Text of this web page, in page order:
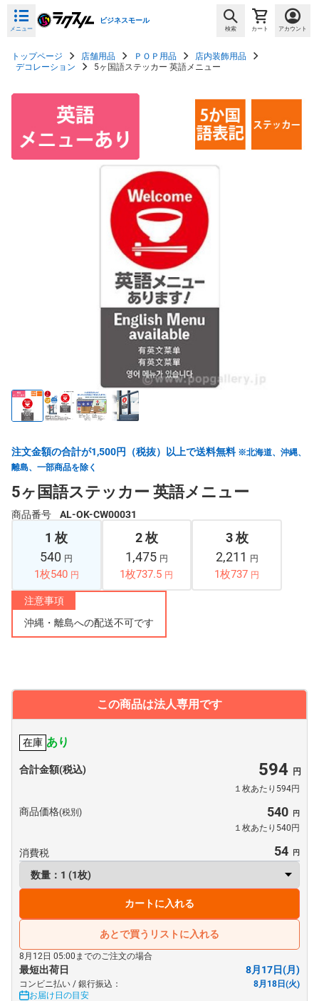
メニュー
ビジネスモール
検索 カート アカウント
トップページ 店舗用品 ＰＯＰ用品
店内装飾用品
デコレーション
5ヶ国語ステッカー 英語メニュー
注文金額の合計が1,500円（税抜）以上で送料無料 ※北海道、沖縄、
離島、一部商品を除く
5ヶ国語ステッカー 英語メニュー
商品番号 AL-OK-CW00031
1 枚
540 円
1枚540 円
2 枚
1,475 円
1枚737.5 円
3 枚
2,211
円
1枚737 円
注意事項
沖縄・離島への配送不可です
この商品は法人専用です
在庫 あり
合計金額(税込) 594
１枚あたり594円
商品価格(税別) 540
１枚あたり540円
消費税 54
カートに入れる
あとで買うリストに入れる
8月12日 05:00までのご注文の場合
最短出荷日 8月17日(月)
コンビニ払い / 銀行振込：
8月18日(火)
お届け日の目安